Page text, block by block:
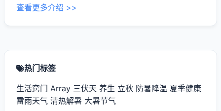
查看更多介绍 >>
热门标签
生活窍门 Array 三伏天 养生 立秋 防暑降温 夏季健康
雷雨天气 清热解暑 大暑节气